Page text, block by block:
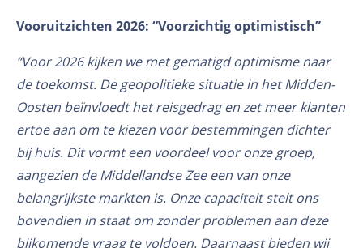
Vooruitzichten 2026: “Voorzichtig optimistisch”
“Voor 2026 kijken we met gematigd optimisme naar
de toekomst. De geopolitieke situatie in het Midden-
Oosten beïnvloedt het reisgedrag en zet meer klanten
ertoe aan om te kiezen voor bestemmingen dichter
bij huis. Dit vormt een voordeel voor onze groep,
aangezien de Middellandse Zee een van onze
belangrijkste markten is. Onze capaciteit stelt ons
bovendien in staat om zonder problemen aan deze
bijkomende vraag te voldoen. Daarnaast bieden wij